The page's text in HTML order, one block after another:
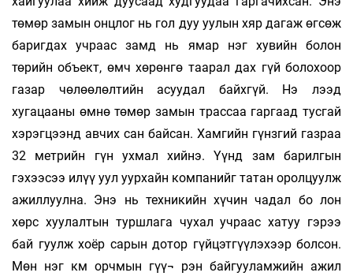
төмөр замын онцлог нь гол дуу уулын хяр дагаж өгсөж
баригдах учраас замд нь ямар нэг хувийн болон
төрийн объект, өмч хөрөнгө таарал дах гүй болохоор
газар чөлөөлөлтийн асуудал байхгүй. Нэ лээд
хугацааны өмнө төмөр замын трассаа гаргаад тусгай
хэрэгцээнд авчих сан байсан. Хамгийн гүнзгий газраа
32 метрийн гүн ухмал хийнэ. Үүнд зам барилгын
гэхээсээ илүү уул уурхайн компанийг татан оролцуулж
ажиллуулна. Энэ нь техникийн хүчин чадал бо лон
хөрс хуулалтын туршлага чухал учраас хатуу гэрээ
бай гуулж хоёр сарын дотор гүйцэтгүүлэхээр болсон.
Мөн нэг км орчмын гүү¬ рэн байгууламжийн ажил